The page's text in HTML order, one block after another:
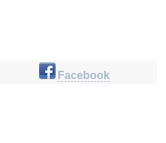
Facebook